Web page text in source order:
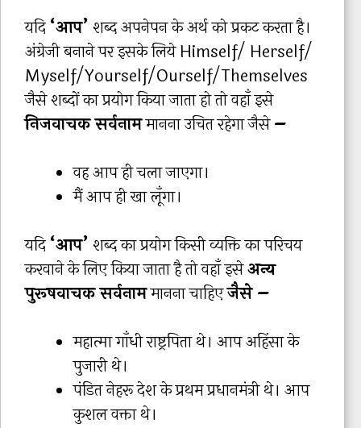
यदि‘आप’शब्द अपनेपन के अर्थ को प्रकट करता है।
अंग्रेजी बनाने पर इसके लिये Himself/ Herself/
Myself/Yourself/Ourself/Themselves
जैसे शब्दों का प्रयोग किया जाता हो तो वहाँ इसे
निजवाचक सर्वनाममानना उचित रहेगा जैसे–
वह आप ही चला जाएगा।
मैं आप ही खा लूँगा।
यदि‘आप’शब्द का प्रयोग किसी व्यक्ति का परिचय
करवाने के लिए किया जाता है तो वहाँ इसेअन्य
पुरूषवाचक सर्वनाममानना चाहिएजैसे –
महात्मा गाँधी राष्ट्रपिता थे। आप अहिंसा के
पुजारी थे।
पंडित नेहरू देश के प्रथम प्रधानमंत्री थे। आप
कुशल वक्ता थे।